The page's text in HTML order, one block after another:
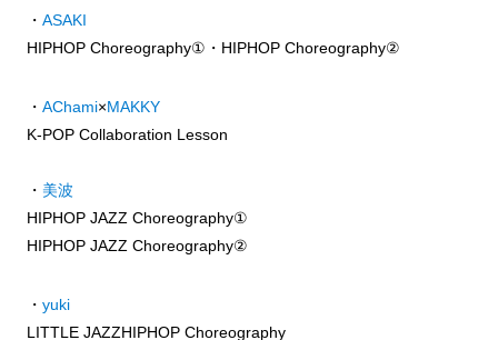
・ ASAKI
HIPHOP Choreography①・HIPHOP Choreography②
・ AChami×MAKKY
K-POP Collaboration Lesson
・ 美波
HIPHOP JAZZ Choreography①
HIPHOP JAZZ Choreography②
・ yuki
LITTLE JAZZHIPHOP Choreography